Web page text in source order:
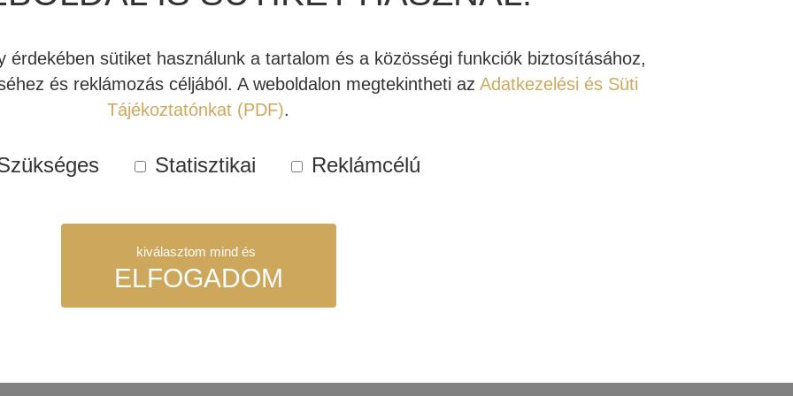
M8
(DARAB
Ft
REVEL M10
HANGFAL (DARAB
ÁRAS)
264.600 Ft
érdekében sütiket használunk a tartalom és a közösségi funkciók biztosításához,
és reklámozás céljából. A weboldalon megtekintheti az Adatkezelési és Süti
Tájékoztatónkat (PDF).
Statisztikai Reklámcélú
kiválasztom mind és
ELFOGADOM
szükséges sütik. Ezek nélkül a weboldalt nem lehet megtekinteni.